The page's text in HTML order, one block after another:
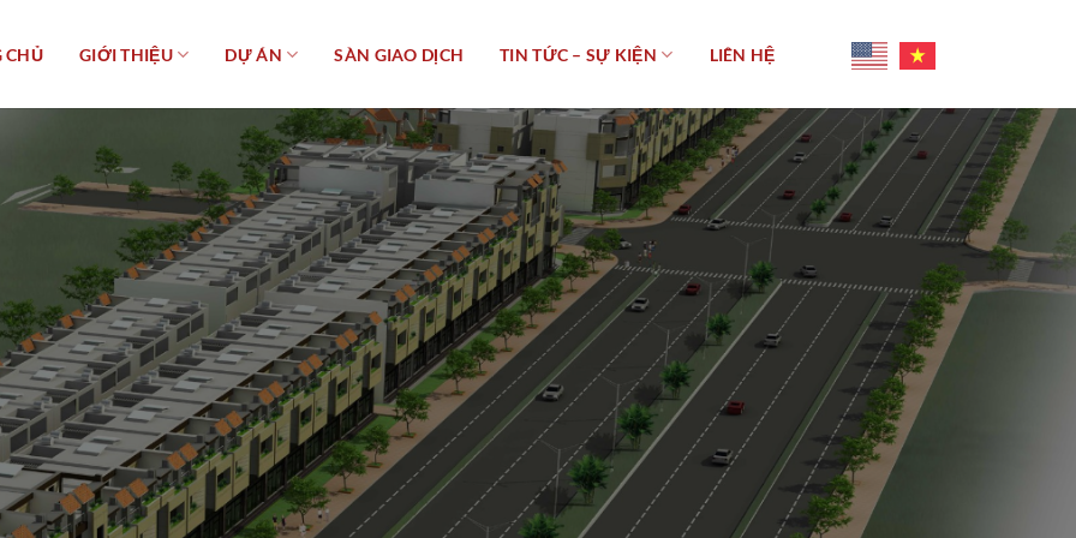
CHỦ GIỚI THIỆU DỰ ÁN SÀN GIAO DỊCH TIN TỨC – SỰ KIỆN LIÊN HỆ